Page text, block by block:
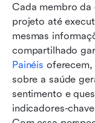
Cada membro da
projeto até
mesmas
Painéis oferecem,
sobre a saúde
sentimento e
indicadores-